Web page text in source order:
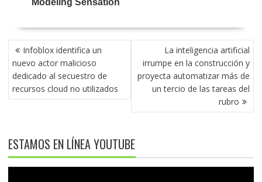
NAVEGACIÓN
DE
ENTRADAS
Infoblox identifica un
nuevo actor malicioso
dedicado al secuestro de
recursos cloud no utilizados
La inteligencia artificial
irrumpe en la construcción y
proyecta automatizar más de
un tercio de las tareas del
rubro
ESTAMOS EN LÍNEA YOUTUBE